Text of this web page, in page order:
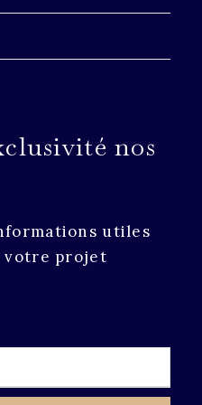
nos
utiles
votre projet